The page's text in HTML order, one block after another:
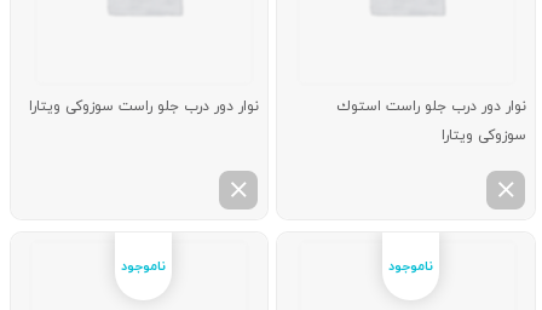
نوار دور درب جلو راست استوك
سوزوکی ویتارا
نوار دور درب جلو راست سوزوکی ویتارا